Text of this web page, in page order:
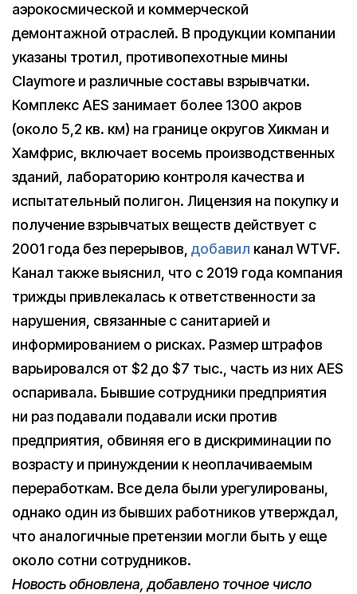
аэрокосмической и коммерческой
демонтажной отраслей. В продукции компании
указаны тротил, противопехотные мины
Claymore и различные составы взрывчатки.
Комплекс AES занимает более 1300 акров
(около 5,2 кв. км) на границе округов Хикман и
Хамфрис, включает восемь производственных
зданий, лабораторию контроля качества и
испытательный полигон. Лицензия на покупку и
получение взрывчатых веществ действует с
2001 года без перерывов, добавил канал WTVF.
Канал также выяснил, что с 2019 года компания
трижды привлекалась к ответственности за
нарушения, связанные с санитарией и
информированием о рисках. Размер штрафов
варьировался от $2 до $7 тыс., часть из них AES
оспаривала. Бывшие сотрудники предприятия
ни раз подавали подавали иски против
предприятия, обвиняя его в дискриминации по
возрасту и принуждении к неоплачиваемым
переработкам. Все дела были урегулированы,
однако один из бывших работников утверждал,
что аналогичные претензии могли быть у еще
около сотни сотрудников.
Новость обновлена, добавлено точное число